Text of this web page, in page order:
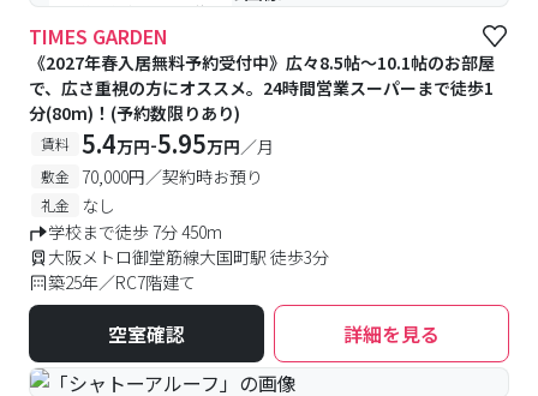
#予約受付中 #空室待ち
TIMES GARDEN
《2027年春入居無料予約受付中》広々8.5帖～10.1帖のお部屋
で、広さ重視の方にオススメ。24時間営業スーパーまで徒歩1
分(80m)！(予約数限りあり)
賃料 5.4万円-5.95万円／月
敷金 70,000円／契約時お預り
礼金
なし
学校まで徒歩 7分 450m
大阪メトロ御堂筋線大国町駅 徒歩3分
築25年／RC7階建て
空室確認 詳細を見る